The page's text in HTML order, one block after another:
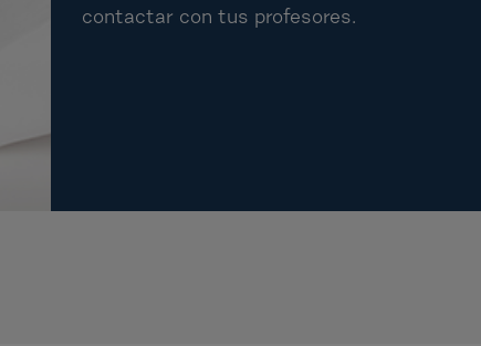
contactar con tus profesores.